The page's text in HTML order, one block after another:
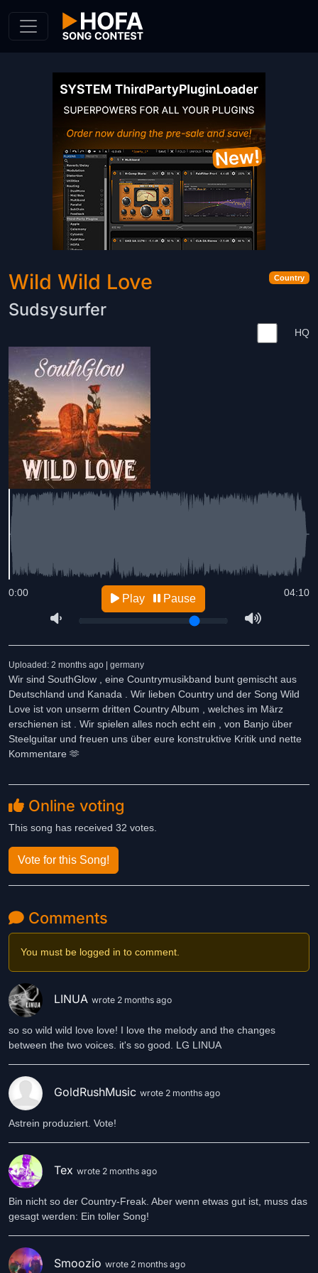
Country
Wild Wild Love
Sudsysurfer
HQ
04:10
0:00 Play Pause
Uploaded: 2 months ago | germany
Wir sind SouthGlow , eine Countrymusikband bunt gemischt aus
Deutschland und Kanada . Wir lieben Country und der Song Wild
Love ist von unserm dritten Country Album , welches im März
erschienen ist . Wir spielen alles noch echt ein , von Banjo über
Steelguitar und freuen uns über eure konstruktive Kritik und nette
Kommentare 🫶
Online voting
This song has received 32 votes.
Vote for this Song!
Comments
You must be logged in to comment.
LINUA wrote 2 months ago
so so wild wild love love! I love the melody and the changes
between the two voices. it's so good. LG LINUA
GoldRushMusic wrote 2 months ago
Astrein produziert. Vote!
Tex wrote 2 months ago
Bin nicht so der Country-Freak. Aber wenn etwas gut ist, muss das
gesagt werden: Ein toller Song!
Smoozio wrote 2 months ago